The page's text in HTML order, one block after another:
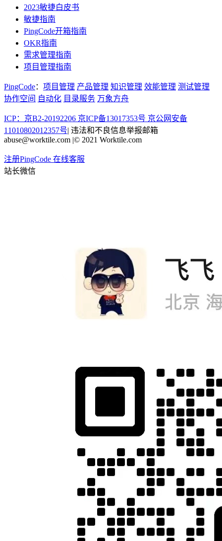
2023敏捷白皮书
敏捷指南
PingCode开箱指南
OKR指南
需求管理指南
项目管理指南
PingCode： 项目管理 产品管理 知识管理 效能管理 测试管理
协作空间
自动化 目录服务 万象方舟
ICP：京B2-20192206 京ICP备13017353号 京公网安备
11010802012357号 违法和不良信息举报邮箱
abuse@worktile.com © 2021 Worktile.com
注册PingCode 在线客服
站长微信